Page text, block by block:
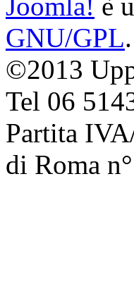
Joomla! è
GNU/GPL.
©2013
Tel 06
Partita
di Roma